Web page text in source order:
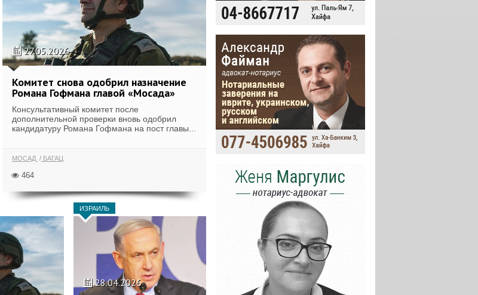
27.05.2026
Комитет снова одобрил назначение
Романа Гофмана главой «Мосада»
Консультативный комитет после
дополнительной проверки вновь одобрил
кандидатуру Романа Гофмана на пост главы...
МОСАД БАГАЦ
464
ИЗРАИЛЬ
28.04.2026